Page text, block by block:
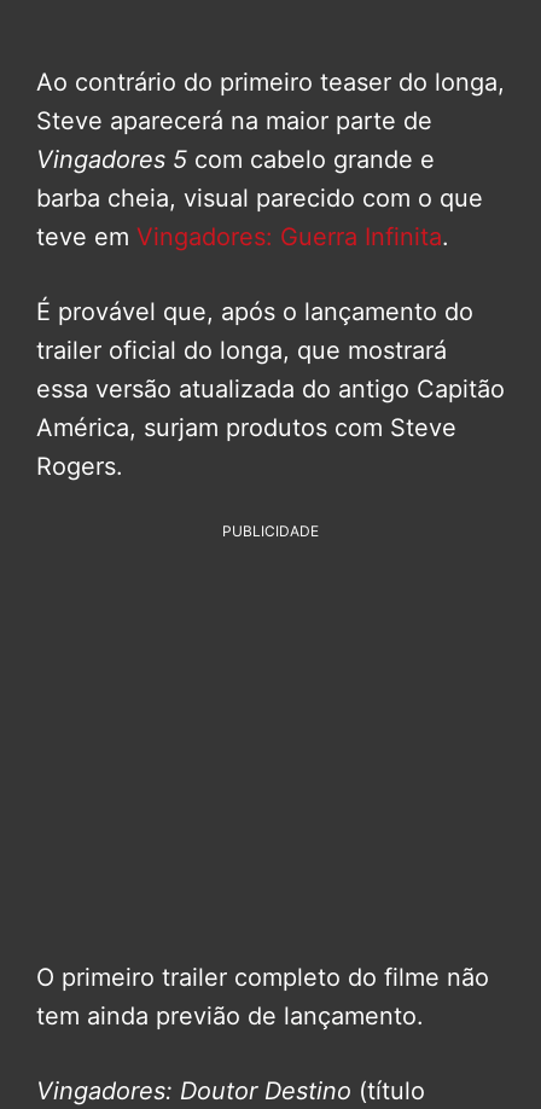
Ao contrário do primeiro teaser do longa,
Steve aparecerá na maior parte de
Vingadores 5 com cabelo grande e
barba cheia, visual parecido com o que
teve em Vingadores: Guerra Infinita.
É provável que, após o lançamento do
trailer oficial do longa, que mostrará
essa versão atualizada do antigo Capitão
América, surjam produtos com Steve
Rogers.
PUBLICIDADE
O primeiro trailer completo do filme não
tem ainda previão de lançamento.
Vingadores: Doutor Destino (título